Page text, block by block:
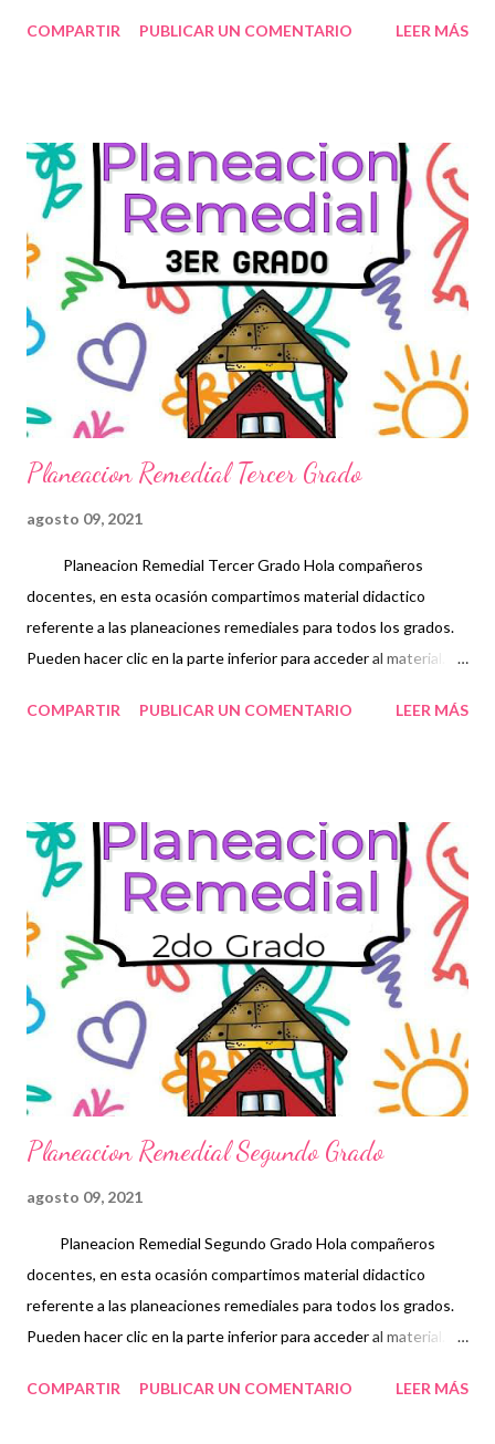
dentro del aula para representar información importante de
AYUDARA EN ESTA CUARENTENA, NOSOTROS SOLO LO
COMPARTIMOS CON FINES EDUCATIVOS. ATENTAMENTE.
COMUNIDAD MULTIGRADO UNITARIA AUTORES. GRACIAS
POR SU VISITA😃 Les comparto la siguiente actividad espero
sea util NO OLVIDES COMPATIR NUESTRO BLOG CON
COMPAÑEROS MAESTROS.👍 Mapas mentales (Desarrollo de
la pronunciacion)
COMPARTIR PUBLICAR UN COMENTARIO LEER MÁS
Planeacion Remedial Tercer Grado
agosto 09, 2021
Planeacion Remedial Tercer Grado Hola compañeros
docentes, en esta ocasión compartimos material didactico
referente a las planeaciones remediales para todos los grados.
Pueden hacer clic en la parte inferior para acceder al material.
conjunto de ideas y actividades las cuales desarrollan un
estudiante podrá enfrentar en su vida cotidiana o profesional de
igual forma seria el caso de algún profesor. también es
considerada como un plan de trabajo en el cual se contempla
con atención los elementos que ayudaran en el proceso de
aprendizaje organizándolas de tal manera que faciliten y
favorezcan en el desarrollo de sus capacidades. de esta manera
es que una planeación didáctica guía los contenidos a ser
japrendidos ...
COMPARTIR PUBLICAR UN COMENTARIO LEER MÁS
Planeacion Remedial Segundo Grado
agosto 09, 2021
Planeacion Remedial Segundo Grado Hola compañeros
docentes, en esta ocasión compartimos material didactico
referente a las planeaciones remediales para todos los grados.
Pueden hacer clic en la parte inferior para acceder al material.
conjunto de ideas y actividades las cuales desarrollan un
COMPARTIR PUBLICAR UN COMENTARIO LEER MÁS